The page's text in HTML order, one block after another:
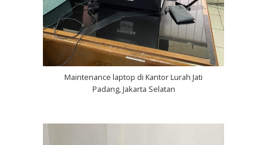
Maintenance laptop di Kantor Lurah Jati
Padang, Jakarta Selatan